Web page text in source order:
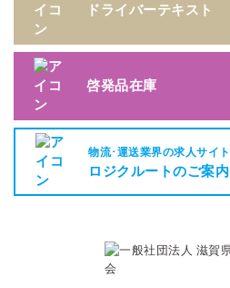
ドライバーテキスト
啓発品在庫
物流･運送業界の求人サイト
ロジクルートのご案内